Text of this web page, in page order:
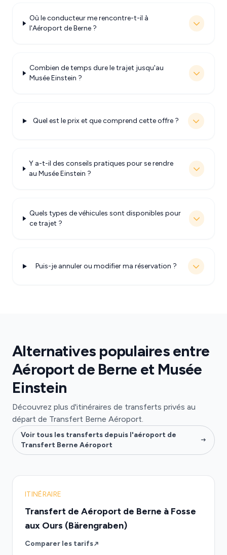
Où le conducteur me rencontre-t-il à
l'Aéroport de Berne ?
Combien de temps dure le trajet jusqu'au
Musée Einstein ?
Quel est le prix et que comprend cette offre ?
Y a-t-il des conseils pratiques pour se rendre
au Musée Einstein ?
Quels types de véhicules sont disponibles pour
ce trajet ?
Puis-je annuler ou modifier ma réservation ?
Alternatives populaires entre
Aéroport de Berne et Musée
Einstein
Découvrez plus d'itinéraires de transferts privés au
départ de Transfert Berne Aéroport.
Voir tous les transferts depuis l'aéroport de
Transfert Berne Aéroport
ITINÉRAIRE
Transfert de Aéroport de Berne à Fosse
aux Ours (Bärengraben)
Comparer les tarifs